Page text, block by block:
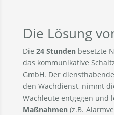
Die Lösung
Die 24 Stundenbesetzte
das kommunikative
GmbH. Der
den Wachdienst, nimmt
Wachleute entgegen und
Maßnahmen(z.B.